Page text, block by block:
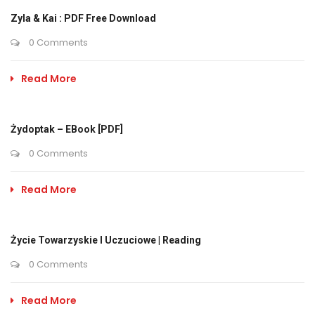
Zyla & Kai : PDF Free Download
0 Comments
Read More
Żydoptak – EBook [PDF]
0 Comments
Read More
Życie Towarzyskie I Uczuciowe | Reading
0 Comments
Read More